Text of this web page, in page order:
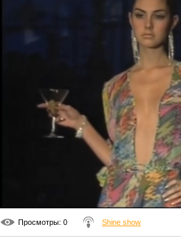
Просмотры: 0 Shine show